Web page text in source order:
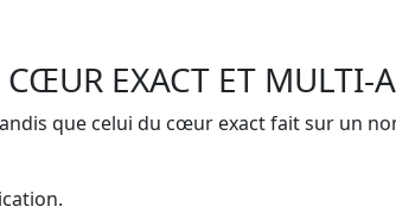
EXACT ET MULTI-
que celui du cœur exact fait sur un